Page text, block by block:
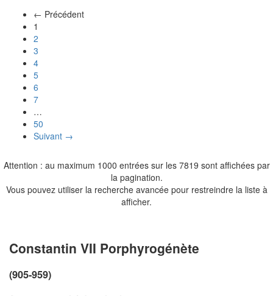
← Précédent
1
2
3
4
5
6
7
…
50
Suivant →
Attention : au maximum 1000 entrées sur les 7819 sont affichées par
la pagination.
Vous pouvez utiliser la recherche avancée pour restreindre la liste à
afficher.
Constantin VII Porphyrogénète
(905-959)